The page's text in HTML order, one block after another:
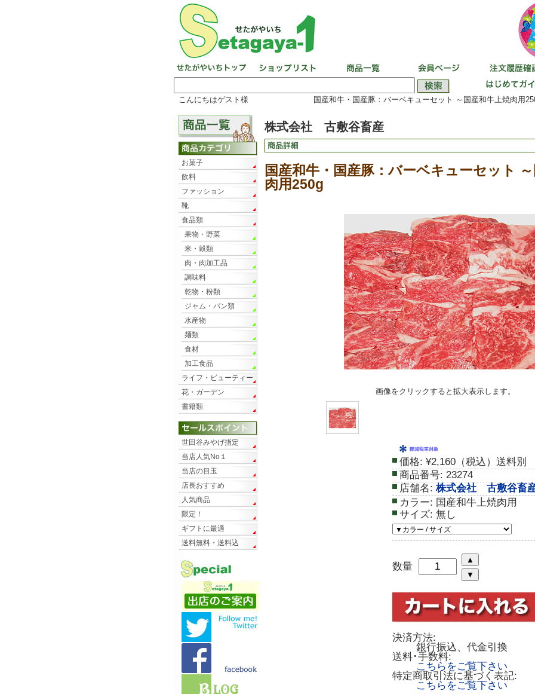
こんにちはゲスト様 国産和牛・国産豚：バーベキューセット ～国産和牛上焼肉用
株式会社 古敷谷畜産
国産和牛・国産豚：バーベキューセット
肉用250g
画像をクリックすると拡大表示します。
価格: ¥2,160（税込）送料別
商品番号: 23274
店舗名: 株式会社 古敷谷畜
カラー: 国産和牛上焼肉用
サイズ: 無し
数量
決済方法:
銀行振込、代金引換
送料･手数料:
こちらをご覧下さい
特定商取引法に基づく表記:
こちらをご覧下さい
お菓子
飲料
ファッション
靴
食品類
果物・野菜
米・穀類
肉・肉加工品
調味料
乾物・粉類
ジャム・パン類
水産物
麺類
食材
加工食品
ライフ・ビューティー
花・ガーデン
書籍類
世田谷みやげ指定
当店人気No１
当店の目玉
店長おすすめ
人気商品
限定！
ギフトに最適
送料無料・送料込